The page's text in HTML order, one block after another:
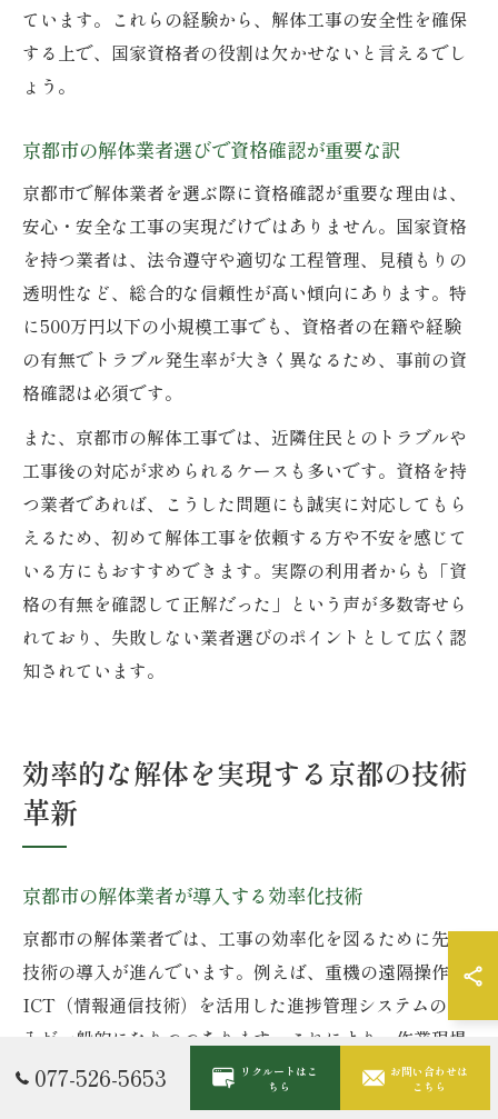
ています。これらの経験から、解体工事の安全性を確保
する上で、国家資格者の役割は欠かせないと言えるでし
ょう。
京都市の解体業者選びで資格確認が重要な訳
京都市で解体業者を選ぶ際に資格確認が重要な理由は、
安心・安全な工事の実現だけではありません。国家資格
を持つ業者は、法令遵守や適切な工程管理、見積もりの
透明性など、総合的な信頼性が高い傾向にあります。特
に500万円以下の小規模工事でも、資格者の在籍や経験
の有無でトラブル発生率が大きく異なるため、事前の資
格確認は必須です。
また、京都市の解体工事では、近隣住民とのトラブルや
工事後の対応が求められるケースも多いです。資格を持
つ業者であれば、こうした問題にも誠実に対応してもら
えるため、初めて解体工事を依頼する方や不安を感じて
いる方にもおすすめできます。実際の利用者からも「資
格の有無を確認して正解だった」という声が多数寄せら
れており、失敗しない業者選びのポイントとして広く認
知されています。
効率的な解体を実現する京都の技術
革新
京都市の解体業者が導入する効率化技術
京都市の解体業者では、工事の効率化を図るために先端
技術の導入が進んでいます。例えば、重機の遠隔操作や
ICT（情報通信技術）を活用した進捗管理システムの導
入が一般的になりつつあります。これにより、作業現場
の安全性が向上し、作業員の負担軽減や人手不足への対
応も実現されています。
077-526-5653
リクルートはこ
ちら
お問い合わせは
こちら